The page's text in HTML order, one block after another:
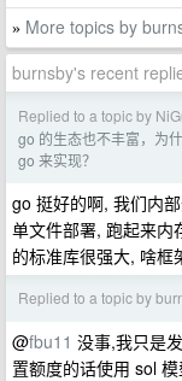
» More topics by
burnsby's recent
Replied to a topic by
go 的生态也不丰富，为
go 来实现？
go 挺好的啊, 我们内
单文件部署, 跑起来内
的标准库很强大, 啥框
Replied to a topic by
@fbu11 没事,我只是
置额度的话使用 sol